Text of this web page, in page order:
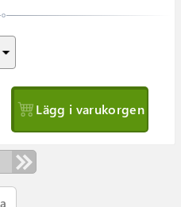
Lägg i varukorgen